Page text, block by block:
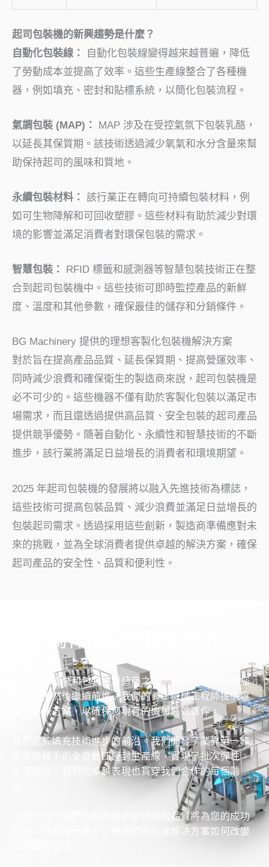
起司包裝機的新興趨勢是什麼？
自動化包裝線：
自動化包裝線變得越來越普遍，降低
了勞動成本並提高了效率。這些生產線整合了各種機
器，例如填充、密封和貼標系統，以簡化包裝流程。
氣調包裝 (MAP)：
MAP 涉及在受控氣氛下包裝乳酪，
以延長其保質期。該技術透過減少氧氣和水分含量來幫
助保持起司的風味和質地。
永續包裝材料： 該行業正在轉向可持續包裝材料，例
如可生物降解和可回收塑膠。這些材料有助於減少對環
境的影響並滿足消費者對環保包裝的需求。
智慧包裝：
RFID 標籤和感測器等智慧包裝技術正在整
合到起司包裝機中。這些技術可即時監控產品的新鮮
度、溫度和其他參數，確保最佳的儲存和分銷條件。
BG Machinery 提供的理想客製化包裝機解決方案
對於旨在提高產品品質、延長保質期、提高營運效率、
同時減少浪費和確保衛生的製造商來說，起司包裝機是
必不可少的。這些機器不僅有助於客製化包裝以滿足市
場需求，而且還透過提供高品質、安全包裝的起司產品
提供競爭優勢。隨著自動化、永續性和智慧技術的不斷
進步，該行業將滿足日益增長的消費者和環境期望。
2025 年起司包裝機的發展將以融入先進技術為標誌，
這些技術可提高包裝品質、減少浪費並滿足日益增長的
包裝起司需求。透過採用這些創新，製造商準備應對未
來的挑戰，並為全球消費者提供卓越的解決方案，確保
起司產品的安全性、品質和便利性。
為什麼我們與眾不同
作為五大灌裝和包裝機製造商之一，我們不會只是向您
銷售設備然後繼續前進。我們的 BG 機械工程師提供專
業的解決方案，以確保您現有的機械高效運作。
我們處於填充技術進步的前沿。我們開發了業界第一條
配備機械手的全自動四邊封生產線，實現了批次彈性。
不僅如此，我們的卓越表現也貫穿我們合作的每個階
除此之外，我們不懈的創新和卓越的品質將為您的成功
助力—您還等什麼？了解我們的尖端解決方案如何改變